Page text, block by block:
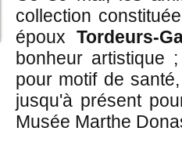
collection
époux Tordeurs-
bonheur artistique
pour motif de
jusqu'à présent
Musée Marthe